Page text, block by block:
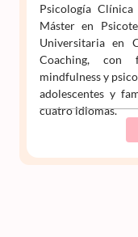
Psicología
Máster en
Universitaria en
Coaching, con
mindfulness y
adolescentes y
cuatro idiomas.